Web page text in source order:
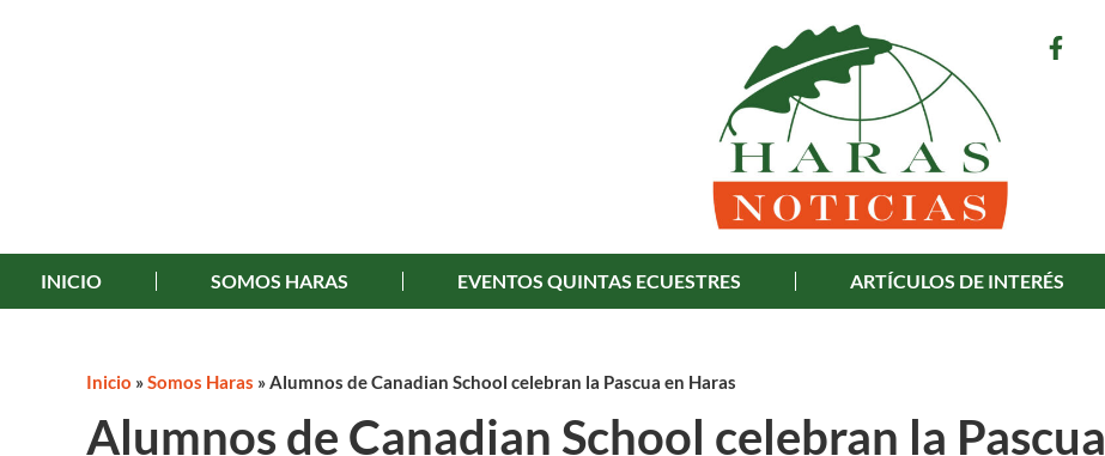
INICIO SOMOS HARAS EVENTOS QUINTAS ECUESTRES ARTÍCULOS DE INTERÉS
Inicio »Somos Haras » Alumnos de Canadian School celebran la Pascua en Haras
Alumnos de Canadian School celebran la Pascua